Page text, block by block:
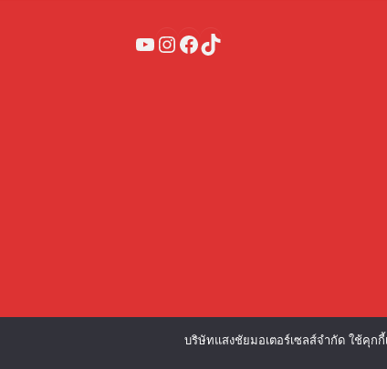
YouTube
Instagram
Facebook
บริษัทแสงชัยมอเตอร์เซลส์จำกัด ใช้คุ